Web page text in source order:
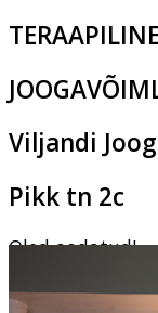
Viljandi
Pikk tn 2c
Oled oodatud!
‹ ›